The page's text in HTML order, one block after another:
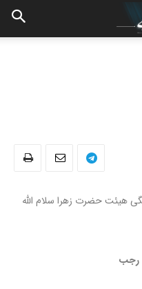
هیئت حضرت زهرا سلام الله
رجب